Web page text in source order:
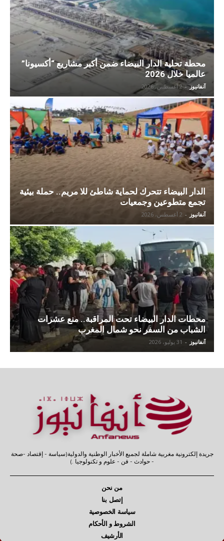
محطة تحلية الدار البيضاء ضمن أكبر مشاريع “أكسيونا”
عالميا خلال 2026
آنفانيوز - 2 أغسطس، 2026
الدار البيضاء تتحرك لحماية شاطئ للا مريم.. حملة بيئية
تجمع متطوعين وجمعيات
آنفانيوز - 2 أغسطس، 2026
محطات الدار البيضاء تحت المراقبة.. منع عشرات
الشباب من السفر نحو شمال المغرب
آنفانيوز - 31 يوليو، 2026
جريدة إلكترونية مغربية شاملة لجميع الأخبار الوطنية والدولية(سياسة - إقتصاد -صحة
- حوادث - فن - علوم و تكنولوجيا .)
من نحن
إتصل بنا
سياسة الخصوصية
الشروط و الأحكام
الأرشيف